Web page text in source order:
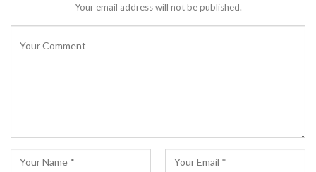
Your email address will not be published.